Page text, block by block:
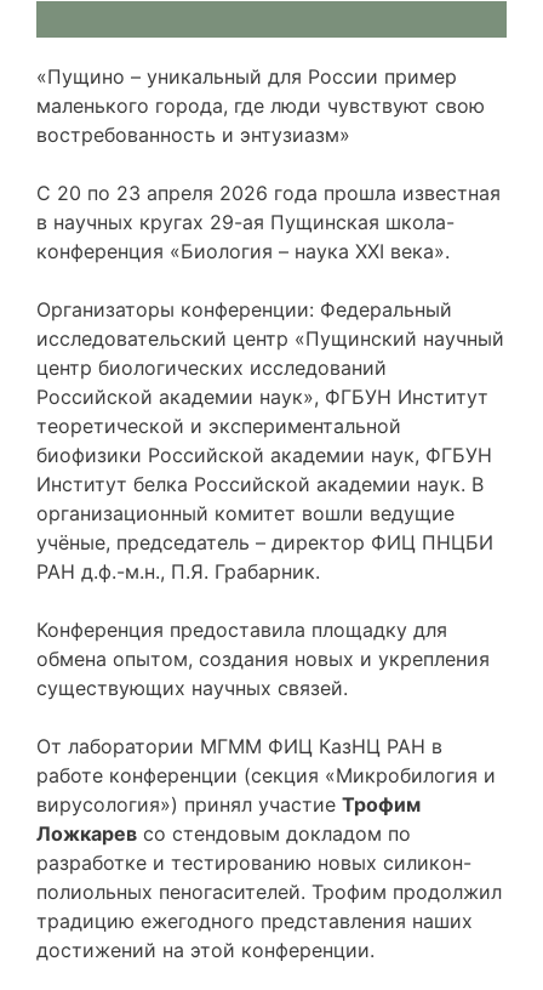
«Пущино – уникальный для России пример
маленького города, где люди чувствуют свою
востребованность и энтузиазм»
С 20 по 23 апреля 2026 года прошла известная
в научных кругах 29-ая Пущинская школа-
конференция «Биология – наука XXI века».
Организаторы конференции: Федеральный
исследовательский центр «Пущинский научный
центр биологических исследований
Российской академии наук», ФГБУН Институт
теоретической и экспериментальной
биофизики Российской академии наук, ФГБУН
Институт белка Российской академии наук. В
организационный комитет вошли ведущие
учёные, председатель – директор ФИЦ ПНЦБИ
РАН д.ф.-м.н., П.Я. Грабарник.
Конференция предоставила площадку для
обмена опытом, создания новых и укрепления
существующих научных связей.
От лаборатории МГММ ФИЦ КазНЦ РАН в
работе конференции (секция «Микробилогия и
вирусология») принял участие Трофим
Ложкарев со стендовым докладом по
разработке и тестированию новых силикон-
полиольных пеногасителей. Трофим продолжил
традицию ежегодного представления наших
достижений на этой конференции.